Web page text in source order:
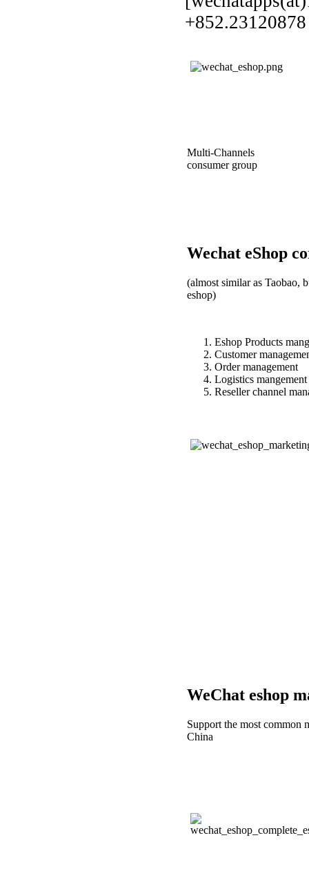
Multi-Channels
consumer group
Wechat eShop
(almost similar as Taobao,
eshop)
Eshop Products
Customer
Order management
Logistics mangement
Reseller channel
WeChat eshop
Support the most common
China